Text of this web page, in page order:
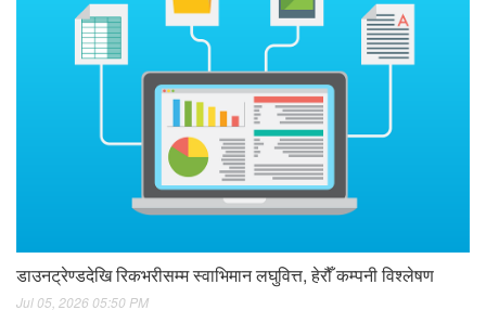
डाउनट्रेण्डदेखि रिकभरीसम्म स्वाभिमान लघुवित्त, हेरौँ कम्पनी विश्लेषण
Jul 05, 2026 05:50 PM